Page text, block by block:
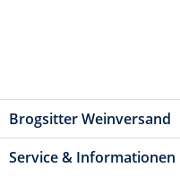
Brogsitter Weinversand
Service & Informationen